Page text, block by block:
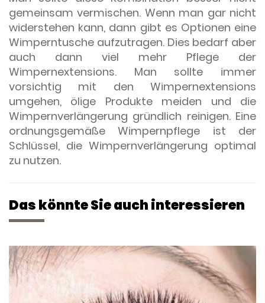
gemeinsam vermischen. Wenn man gar nicht
widerstehen kann, dann gibt es Optionen eine
Wimperntusche aufzutragen. Dies bedarf aber
auch dann viel mehr Pflege der
Wimpernextensions. Man sollte immer
vorsichtig mit den Wimpernextensions
umgehen, ölige Produkte meiden und die
Wimpernverlängerung gründlich reinigen. Eine
ordnungsgemäße Wimpernpflege ist der
Schlüssel, die Wimpernverlängerung optimal
zu nutzen.
Das könnte Sie auch interessieren